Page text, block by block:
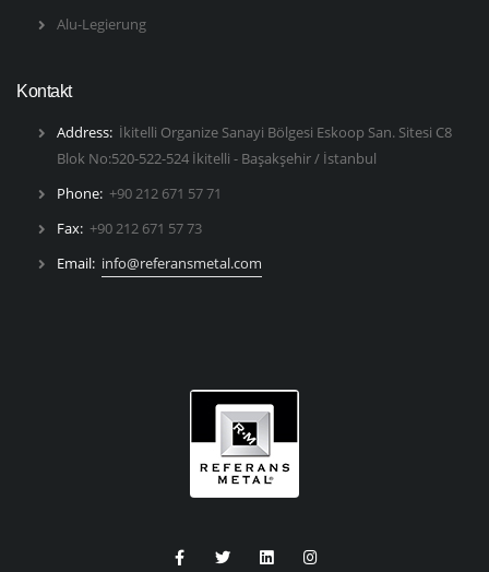
Alu-Legierung
Kontakt
Address: İkitelli Organize Sanayi Bölgesi Eskoop San. Sitesi C8
Blok No:520-522-524 İkitelli - Başakşehir / İstanbul
Phone: +90 212 671 57 71
Fax: +90 212 671 57 73
Email: info@referansmetal.com